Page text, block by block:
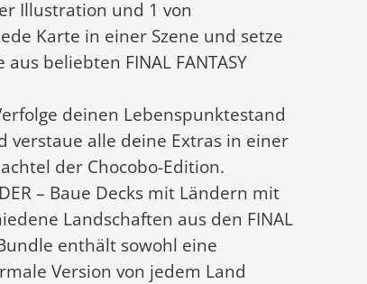
Illustration und 1 von
Karte in einer Szene und setze
beliebten FINAL FANTASY
Verfolge deinen Lebenspunktestand
verstaue alle deine Extras in einer
der Chocobo-Edition.
– Baue Decks mit Ländern mit
Landschaften aus den FINAL
enthält sowohl eine
Version von jedem Land